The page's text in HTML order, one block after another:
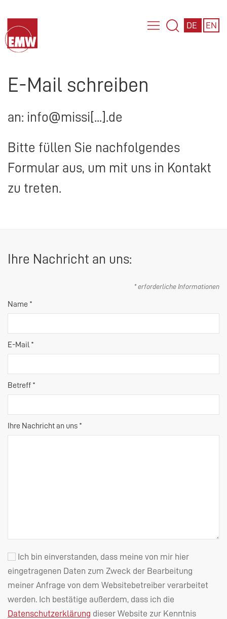
DE EN
E-Mail schreiben
an: info@missi[...].de
Bitte füllen Sie nachfolgendes
Formular aus, um mit uns in Kontakt
zu treten.
Ihre Nachricht an uns:
* erforderliche Informationen
Name *
E-Mail *
Betreff *
Ihre Nachricht an uns *
Ich bin einverstanden, dass meine von mir hier
eingetragenen Daten zum Zweck der Bearbeitung
meiner Anfrage von dem Websitebetreiber verarbeitet
werden. Ich bestätige außerdem, dass ich die
Datenschutzerklärung dieser Website zur Kenntnis